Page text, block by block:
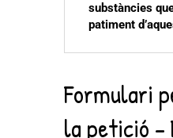
substàncies
patiment